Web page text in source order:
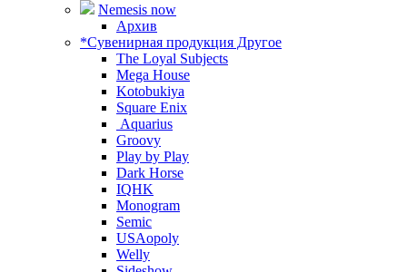
Nemesis now
Архив
*Сувенирная продукция Другое
The Loyal Subjects
Mega House
Kotobukiya
Square Enix
Aquarius
Groovy
Play by Play
Dark Horse
IQHK
Monogram
Semic
USAopoly
Welly